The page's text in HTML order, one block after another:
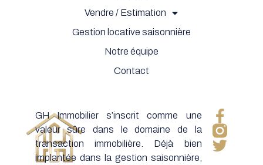
GH Immobilier s’inscrit comme une
valeur sûre dans le domaine de la
transaction immobilière. Déjà bien
implantée dans la gestion saisonnière,
Vendre / Estimation
Gestion locative saisonnière
Notre équipe
Contact